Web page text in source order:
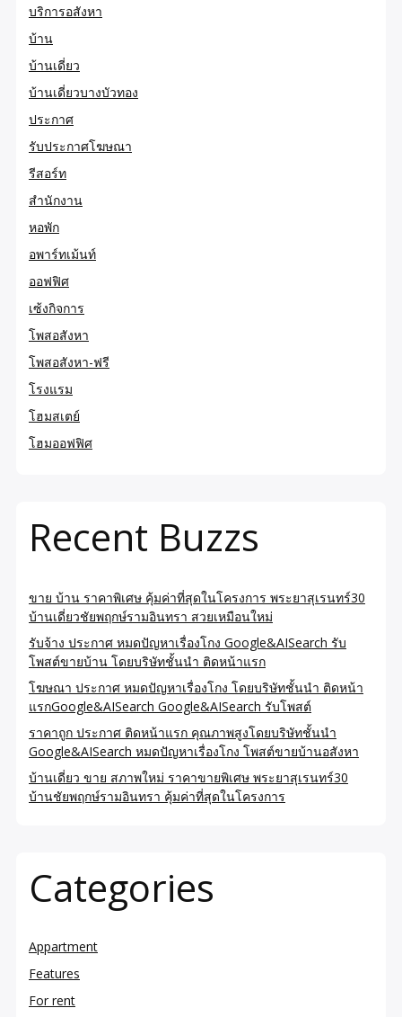
บริการอสังหา
บ้าน
บ้านเดี่ยว
บ้านเดี่ยวบางบัวทอง
ประกาศ
รับประกาศโฆษณา
รีสอร์ท
สำนักงาน
หอพัก
อพาร์ทเม้นท์
ออฟฟิศ
เซ้งกิจการ
โพสอสังหา
โพสอสังหา-ฟรี
โรงแรม
โฮมสเตย์
โฮมออฟฟิศ
Recent Buzzs
ขาย บ้าน ราคาพิเศษ คุ้มค่าที่สุดในโครงการ พระยาสุเรนทร์30
บ้านเดี่ยวชัยพฤกษ์รามอินทรา สวยเหมือนใหม่
รับจ้าง ประกาศ หมดปัญหาเรื่องโกง Google&AISearch รับ
โพสต์ขายบ้าน โดยบริษัทชั้นนำ ติดหน้าแรก
โฆษณา ประกาศ หมดปัญหาเรื่องโกง โดยบริษัทชั้นนำ ติดหน้า
แรกGoogle&AISearch Google&AISearch รับโพสต์
ราคาถูก ประกาศ ติดหน้าแรก คุณภาพสูงโดยบริษัทชั้นนำ
Google&AISearch หมดปัญหาเรื่องโกง โพสต์ขายบ้านอสังหา
บ้านเดี่ยว ขาย สภาพใหม่ ราคาขายพิเศษ พระยาสุเรนทร์30
บ้านชัยพฤกษ์รามอินทรา คุ้มค่าที่สุดในโครงการ
Categories
Appartment
Features
For rent